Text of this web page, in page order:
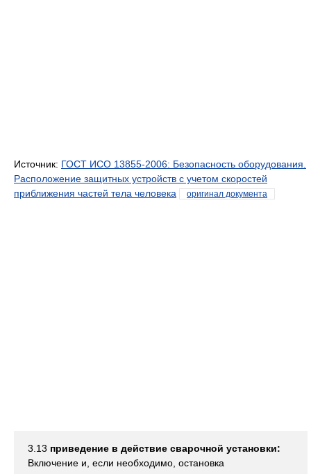
Источник: ГОСТ ИСО 13855-2006: Безопасность оборудования.
Расположение защитных устройств с учетом скоростей
приближения частей тела человека
оригинал документа
3.13 приведение в действие сварочной установки:
Включение и, если необходимо, остановка